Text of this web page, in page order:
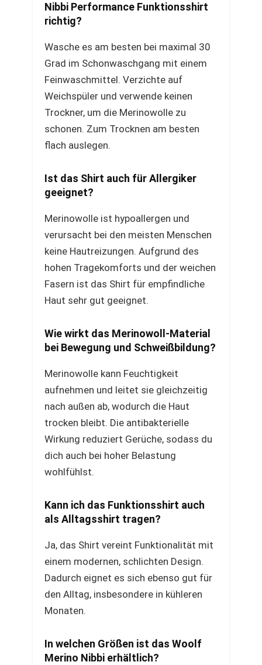
Nibbi Performance Funktionsshirt
richtig?
Wasche es am besten bei maximal 30
Grad im Schonwaschgang mit einem
Feinwaschmittel. Verzichte auf
Weichspüler und verwende keinen
Trockner, um die Merinowolle zu
schonen. Zum Trocknen am besten
flach auslegen.
Ist das Shirt auch für Allergiker
geeignet?
Merinowolle ist hypoallergen und
verursacht bei den meisten Menschen
keine Hautreizungen. Aufgrund des
hohen Tragekomforts und der weichen
Fasern ist das Shirt für empfindliche
Haut sehr gut geeignet.
Wie wirkt das Merinowoll-Material
bei Bewegung und Schweißbildung?
Merinowolle kann Feuchtigkeit
aufnehmen und leitet sie gleichzeitig
nach außen ab, wodurch die Haut
trocken bleibt. Die antibakterielle
Wirkung reduziert Gerüche, sodass du
dich auch bei hoher Belastung
wohlfühlst.
Kann ich das Funktionsshirt auch
als Alltagsshirt tragen?
Ja, das Shirt vereint Funktionalität mit
einem modernen, schlichten Design.
Dadurch eignet es sich ebenso gut für
den Alltag, insbesondere in kühleren
Monaten.
In welchen Größen ist das Woolf
Merino Nibbi erhältlich?